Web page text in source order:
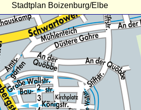
Stadtplan Boizenburg/Elbe